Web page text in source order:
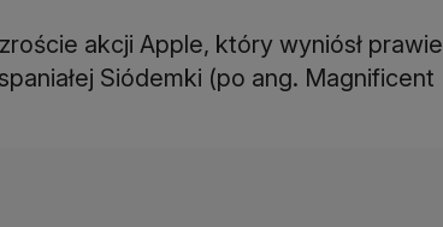
akcji Apple, który wyniósł prawie
Siódemki (po ang. Magnificent